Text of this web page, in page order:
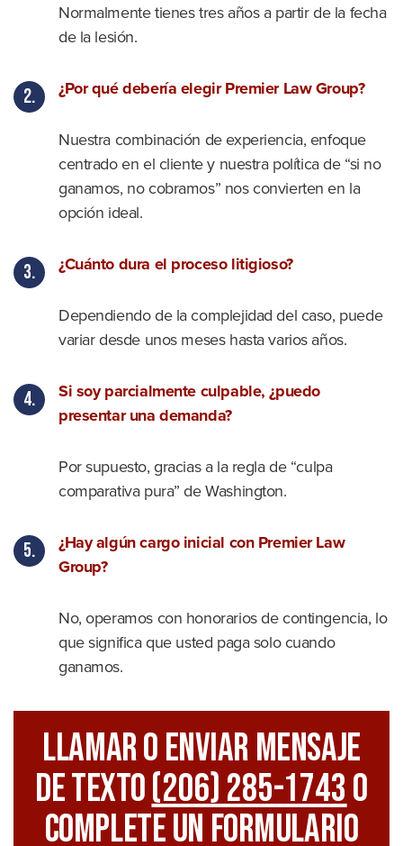
Normalmente tienes tres años a partir de la fecha
de la lesión.
¿Por qué debería elegir Premier Law Group?
Nuestra combinación de experiencia, enfoque
centrado en el cliente y nuestra política de “si no
ganamos, no cobramos” nos convierten en la
opción ideal.
¿Cuánto dura el proceso litigioso?
Dependiendo de la complejidad del caso, puede
variar desde unos meses hasta varios años.
Si soy parcialmente culpable, ¿puedo
presentar una demanda?
Por supuesto, gracias a la regla de “culpa
comparativa pura” de Washington.
¿Hay algún cargo inicial con Premier Law
Group?
No, operamos con honorarios de contingencia, lo
que significa que usted paga solo cuando
ganamos.
Llamar O Enviar Mensaje
De Texto(206) 285-1743O
Complete Un Formulario